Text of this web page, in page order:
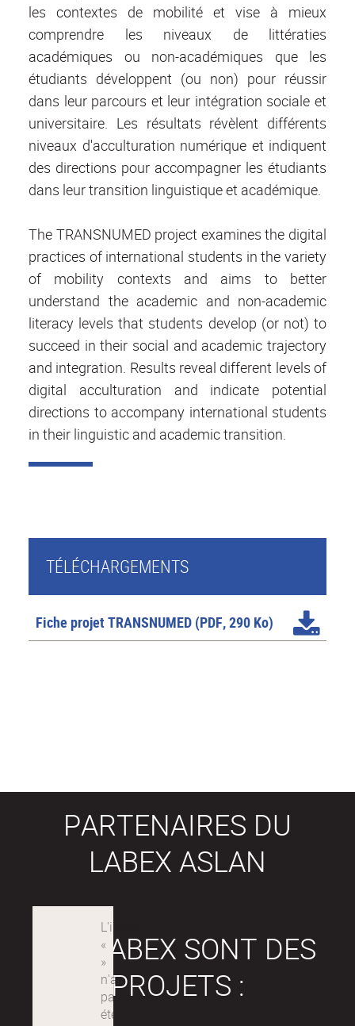
les contextes de mobilité et vise à mieux
comprendre les niveaux de littératies
académiques ou non-académiques que les
étudiants développent (ou non) pour réussir
dans leur parcours et leur intégration sociale et
universitaire. Les résultats révèlent différents
niveaux d'acculturation numérique et indiquent
des directions pour accompagner les étudiants
dans leur transition linguistique et académique.
The TRANSNUMED project examines the digital
practices of international students in the variety
of mobility contexts and aims to better
understand the academic and non-academic
literacy levels that students develop (or not) to
succeed in their social and academic trajectory
and integration. Results reveal different levels of
digital acculturation and indicate potential
directions to accompany international students
in their linguistic and academic transition.
TÉLÉCHARGEMENTS
Fiche projet TRANSNUMED (PDF, 290 Ko)
PARTENAIRES DU
LABEX ASLAN
LES LABEX SONT DES
PROJETS :